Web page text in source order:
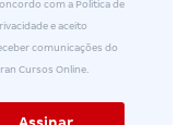
com a Política de
e aceito
comunicações do
Cursos Online.